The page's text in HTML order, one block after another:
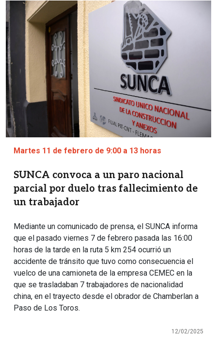
Imagen
Martes 11 de febrero de 9:00 a 13 horas
SUNCA convoca a un paro nacional
parcial por duelo tras fallecimiento de
un trabajador
Mediante un comunicado de prensa, el SUNCA informa
que el pasado viernes 7 de febrero pasada las 16:00
horas de la tarde en la ruta 5 km 254 ocurrió un
accidente de tránsito que tuvo como consecuencia el
vuelco de una camioneta de la empresa CEMEC en la
que se trasladaban 7 trabajadores de nacionalidad
china, en el trayecto desde el obrador de Chamberlan a
Paso de Los Toros.
12/02/2025